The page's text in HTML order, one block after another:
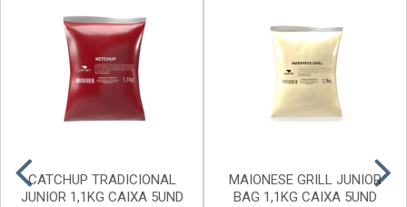
CATCHUP TRADICIONAL
JUNIOR 1,1KG CAIXA 5UND
MAIONESE GRILL JUNIOR
BAG 1,1KG CAIXA 5UND